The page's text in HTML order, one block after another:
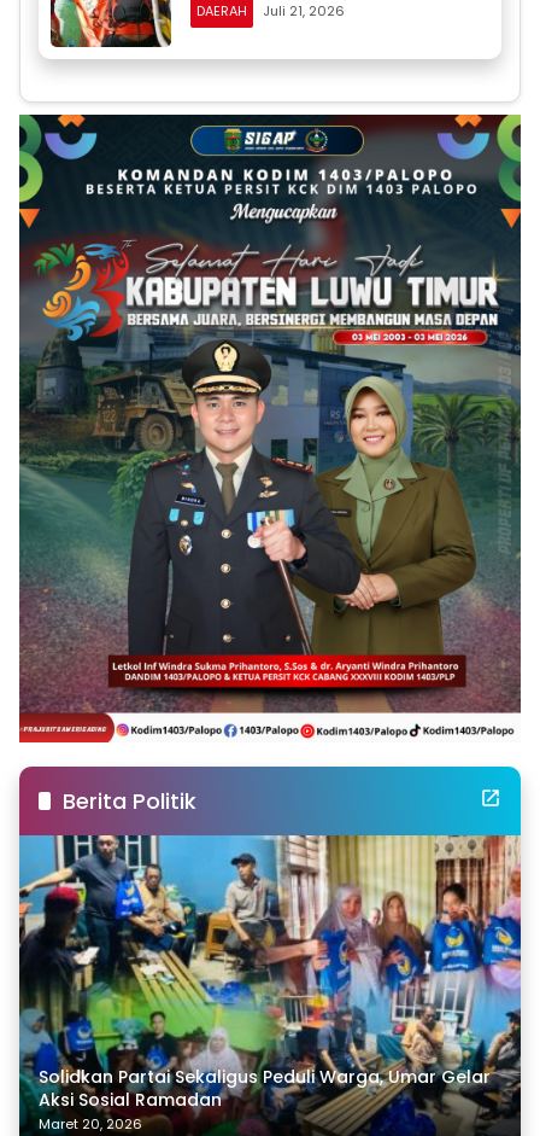
DAERAH Juli 21, 2026
Berita Politik
Solidkan Partai Sekaligus Peduli Warga, Umar Gelar
Aksi Sosial Ramadan
Maret 20, 2026